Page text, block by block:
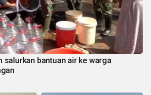
salurkan bantuan air ke warga